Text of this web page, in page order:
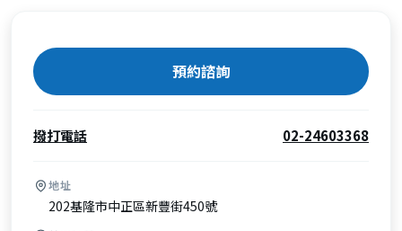
預約諮詢
撥打電話 02-24603368
地址
202基隆市中正區新豐街450號